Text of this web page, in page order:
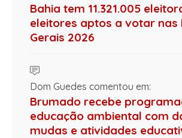
Bahia tem 11.321.005
eleitores aptos a votar nas
Gerais 2026
Dom Guedes comentou em:
Brumado recebe
educação ambiental com
mudas e atividades